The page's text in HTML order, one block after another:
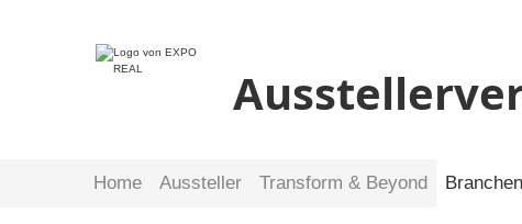
Home Aussteller Transform & Beyond Branchen